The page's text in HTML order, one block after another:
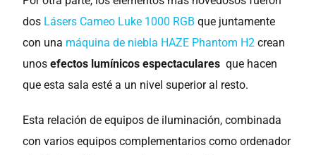
dos Lásers Cameo Luke 1000 RGB que juntamente
con una máquina de niebla HAZE Phantom H2 crean
unosefectos lumínicos espectaculares que hacen
que esta sala esté a un nivel superior al resto.
Esta relación de equipos de iluminación, combinada
con varios equipos complementarios como ordenador